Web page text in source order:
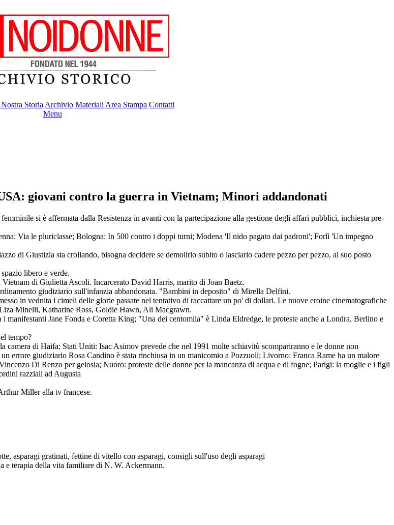
Storia Archivio Materiali Area Stampa Contatti
Menu
giovani contro la guerra in Vietnam; Minori addandonati
si è affermata dalla Resistenza in avanti con la partecipazione alla gestione degli affari pubblici, inchiesta pre-
Via le pluriclasse; Bologna: In 500 contro i doppi turni; Modena 'Il nido pagato dai padroni'; Forlì 'Un impegno
di Giustizia sta crollando, bisogna decidere se demolirlo subito o lasciarlo cadere pezzo per pezzo, al suo posto
libero e verde.
di Giulietta Ascoli. Incarcerato David Harris, marito di Joan Baetz.
giudiziario sull'infanzia abbandonata. "Bambini in deposito" di Mirella Delfini.
in vednita i cimeli delle glorie passate nel tentativo di raccattare un po' di dollari. Le nuove eroine cinematografiche
Minelli, Katharine Ross, Goldie Hawn, Ali Macgrawn.
Jane Fonda e Coretta King; "Una dei centomila" è Linda Eldredge, le proteste anche a Londra, Berlino e
tempo?
di Haifa; Stati Uniti: Isac Asimov prevede che nel 1991 molte schiavitù scompariranno e le donne non
errore giudiziario Rosa Candino è stata rinchiusa in un manicomio a Pozzuoli; Livorno: Franca Rame ha un malore
Di Renzo per gelosia; Nuoro: proteste delle donne per la mancanza di acqua e di fogne; Parigi: la moglie e i figli
razziali ad Augusta
Miller alla tv francese.
asparagi gratinati, fettine di vitello con asparagi, consigli sull'uso degli asparagi
e terapia della vita familiare di N. W. Ackermann.